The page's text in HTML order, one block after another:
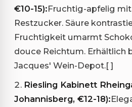
€10-15):Fruchtig-apfelig
Restzucker. Säure
Fruchtigkeit umarmt
douce Reichtum. Erhältlich
Jacques' Wein-Depot.[ ]
Riesling Kabinett
Johannisberg, €12-18):